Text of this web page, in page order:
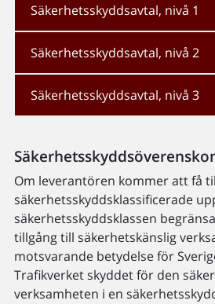
Säkerhetsskyddsavtal, nivå 1
Säkerhetsskyddsavtal, nivå 2
Säkerhetsskyddsavtal, nivå 3
Om leverantören kommer att få
säkerhetsskyddsklassificerade
säkerhetsskyddsklassen
tillgång till säkerhetskänslig
motsvarande betydelse för
Trafikverket skyddet för den
verksamheten i en